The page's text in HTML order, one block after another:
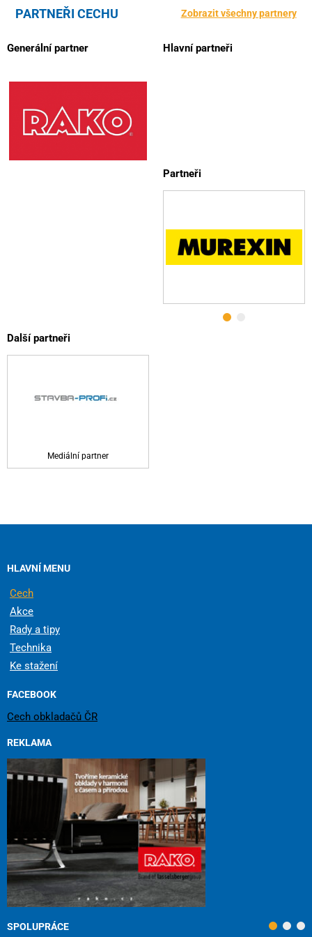
PARTNEŘI CECHU Zobrazit všechny partnery
Generální partner Hlavní partneři
Partneři
Další partneři
Mediální partner
HLAVNÍ MENU
Cech
Akce
Rady a tipy
Technika
Ke stažení
FACEBOOK
Cech obkladačů ČR
REKLAMA
SPOLUPRÁCE